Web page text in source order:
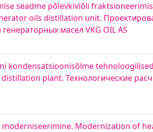
seadme põlevkiviõli
oils distillation unit.
масел VKG OIL AS
kondensatsioonisõlme
plant. Технологические
Modernization of